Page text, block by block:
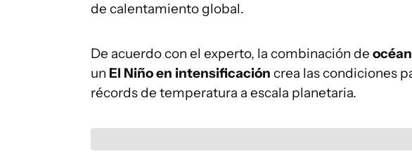
de calentamiento global.
De acuerdo con el experto, la combinación de
un El Niño en intensificación crea las condiciones
récords de temperatura a escala planetaria.